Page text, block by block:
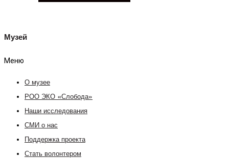
Музей
Меню
О музее
РОО ЭКО «Слобода»
Наши исследования
СМИ о нас
Поддержка проекта
Стать волонтером